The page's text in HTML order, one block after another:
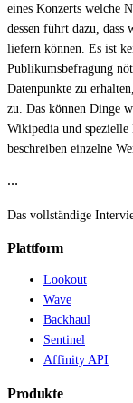
eines Konzerts welche
dessen führt dazu, dass
liefern können. Es ist
Publikumsbefragung
Datenpunkte zu
zu. Das können Dinge
Wikipedia und spezielle
beschreiben einzelne
…
Das vollständige
Plattform
Lookout
Wave
Backhaul
Sentinel
Affinity API
Produkte